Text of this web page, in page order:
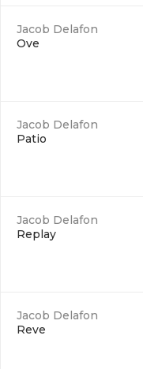
Jacob Delafon
Ove
Jacob Delafon
Patio
Jacob Delafon
Replay
Jacob Delafon
Reve